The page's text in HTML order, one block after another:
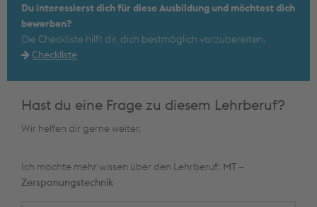
Du interessierst dich für diese Ausbildung und möchtest dich
bewerben?
Die Checkliste hilft dir, dich bestmöglich vorzubereiten.
Checkliste
Hast du eine Frage zu diesem Lehrberuf?
Wir helfen dir gerne weiter.
Ich möchte mehr wissen über den Lehrberuf: MT –
Zerspanungstechnik